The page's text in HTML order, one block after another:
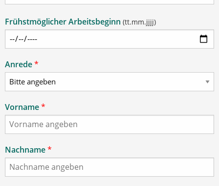
Frühstmöglicher Arbeitsbeginn (tt.mm.jjjj)
Anrede*
Vorname*
Nachname*